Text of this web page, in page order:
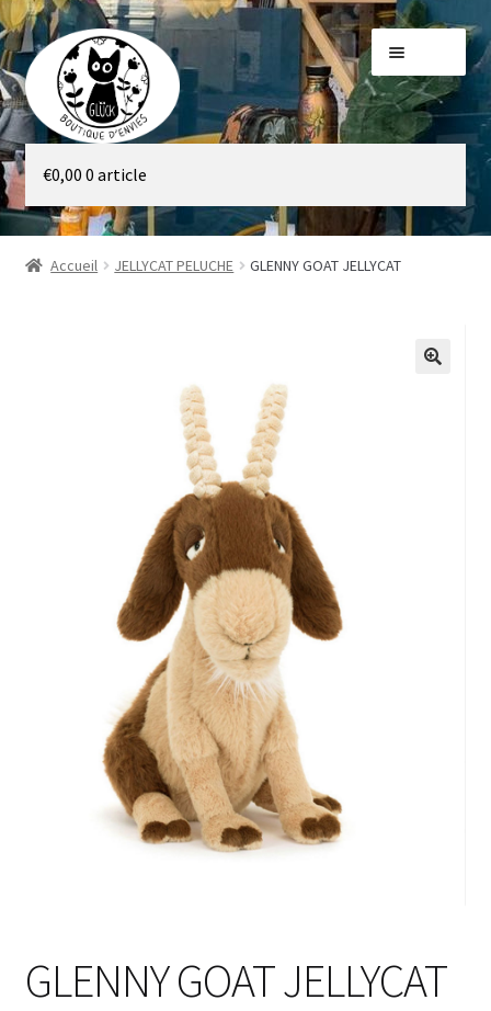
Aller
à
la
navigation
Aller
au
contenu
Galerie
Boutique
€0,00 0 article
Accueil JELLYCAT PELUCHE GLENNY GOAT JELLYCAT
GLENNY GOAT JELLYCAT